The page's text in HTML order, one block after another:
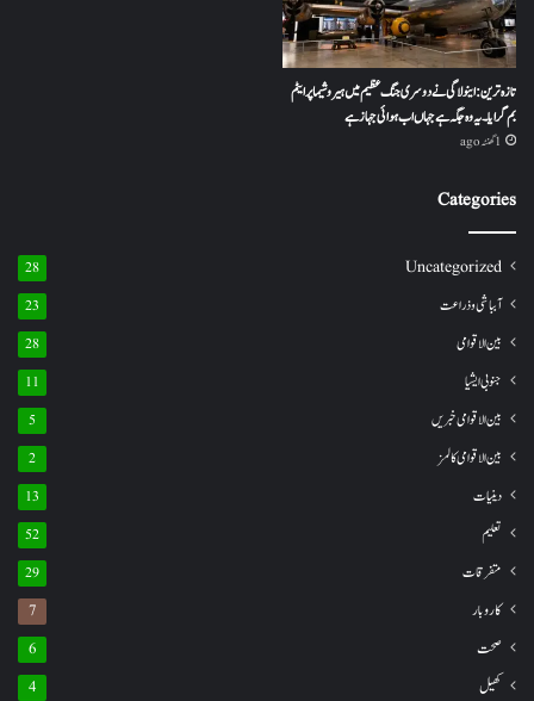
تازہ ترین: اینولا گی نے دوسری جنگ عظیم میں ہیروشیما پر ایٹم
بم گرایا ۔ یہ وہ جگہ ہے جہاں اب ہوائی جہاز ہے
1 گھنٹہ ago
Categories
Uncategorized
28
آبباشی وذراعت 23
بین الاقوامی 28
جنوبی ایشیا 11
بین الاقوامی خبریں 5
بین الاقوامی کالمز 2
دینیات 13
تعلیم 52
متفرقات 29
کاروبار 7
صحت 6
کھیل 4